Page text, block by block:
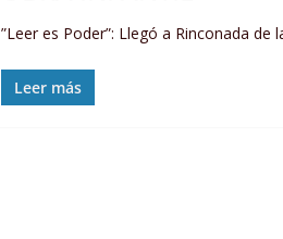
”Leer es Poder”: Llegó a Rinconada
Leer más